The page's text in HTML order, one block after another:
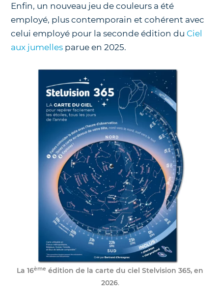
Enfin, un nouveau jeu de couleurs a été
employé, plus contemporain et cohérent avec
celui employé pour la seconde édition du Ciel
aux jumelles parue en 2025.
La 16ème édition de la carte du ciel Stelvision 365, en
2026.